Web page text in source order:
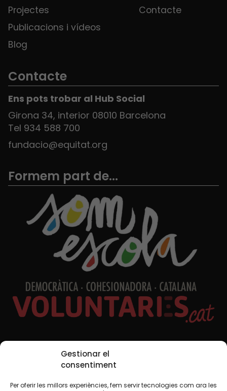
Gestionar el
consentiment
Per oferir les millors experiències, fem servir tecnologies com ara les
Projectes
Publicacions i vídeos
Blog
Contacte
Contacte
Ens pots trobar al Hub Social
Girona 34, interior 08010 Barcelona
Tel 934 588 700
fundacio@equitat.org
Formem part de...
Xarxes Socials